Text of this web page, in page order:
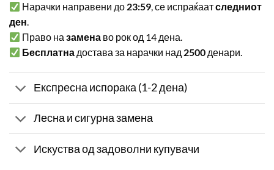
Нарачки направени до 23:59, се испраќаатследниот
ден.
Право назамена во рок од 14 дена.
Бесплатна достава за нарачки над 2500 денари.
Експресна испорака (1-2 дена)
Лесна и сигурна замена
Искуства од задоволни купувачи